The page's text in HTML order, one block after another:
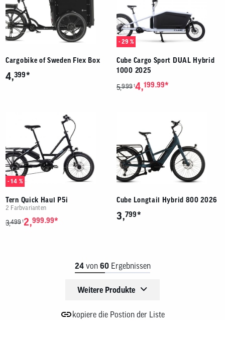
Cargobike of Sweden Flex Box
4,399*
- 29 %
Cube Cargo Sport DUAL Hybrid
1000 2025
5,999 14,199.99*
- 14 %
Tern Quick Haul P5i
2 Farbvarianten
3,499 12,999.99*
Cube Longtail Hybrid 800 2026
3,799*
24von 60Ergebnissen
Weitere Produkte
kopiere die Postion der Liste